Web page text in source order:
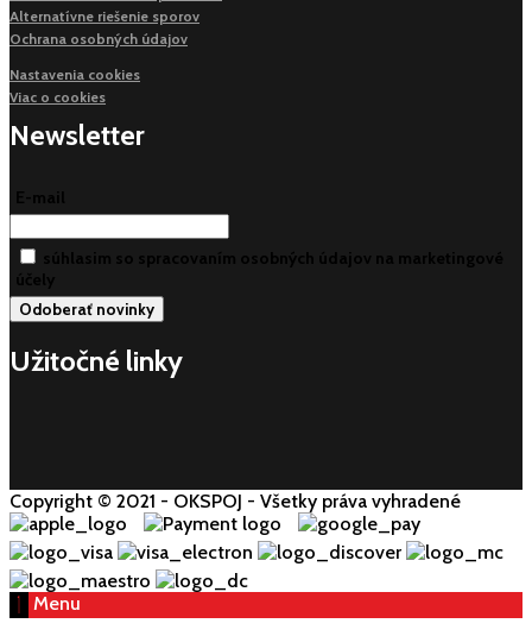
Alternatívne riešenie sporov
Ochrana osobných údajov
Nastavenia cookies
Viac o cookies
Newsletter
E-mail
súhlasim so spracovaním osobných údajov na marketingové
účely
Užitočné linky
Copyright © 2021 - OKSPOJ - Všetky práva vyhradené
Menu